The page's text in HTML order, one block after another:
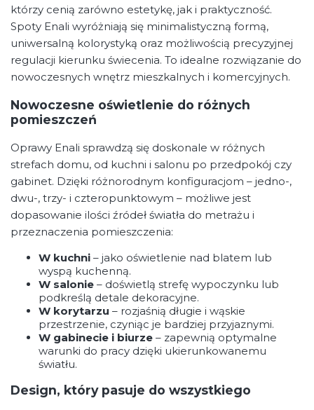
którzy cenią zarówno estetykę, jak i praktyczność.
Spoty Enali wyróżniają się minimalistyczną formą,
uniwersalną kolorystyką oraz możliwością precyzyjnej
regulacji kierunku świecenia. To idealne rozwiązanie do
nowoczesnych wnętrz mieszkalnych i komercyjnych.
Nowoczesne oświetlenie do różnych
pomieszczeń
Oprawy Enali sprawdzą się doskonale w różnych
strefach domu, od kuchni i salonu po przedpokój czy
gabinet. Dzięki różnorodnym konfiguracjom – jedno-,
dwu-, trzy- i czteropunktowym – możliwe jest
dopasowanie ilości źródeł światła do metrażu i
przeznaczenia pomieszczenia:
W kuchni – jako oświetlenie nad blatem lub
wyspą kuchenną.
W salonie – doświetlą strefę wypoczynku lub
podkreślą detale dekoracyjne.
W korytarzu – rozjaśnią długie i wąskie
przestrzenie, czyniąc je bardziej przyjaznymi.
W gabinecie i biurze – zapewnią optymalne
warunki do pracy dzięki ukierunkowanemu
światłu.
Design, który pasuje do wszystkiego